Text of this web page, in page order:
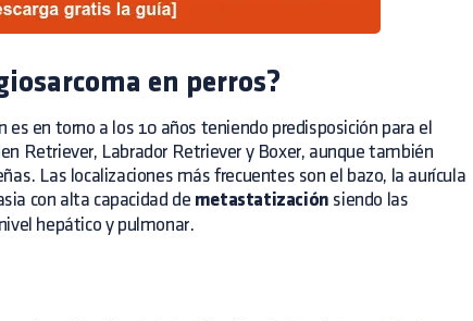
en perros?
es en torno a los 10 años teniendo predisposición para el
Retriever, Labrador Retriever y Boxer, aunque también
Las localizaciones más frecuentes son el bazo, la aurícula
con alta capacidad de metastatización siendo las
hepático y pulmonar.